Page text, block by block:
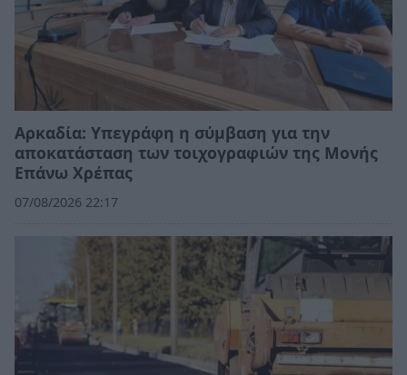
Αρκαδία: Υπεγράφη η σύμβαση για την
αποκατάσταση των τοιχογραφιών της Μονής
Επάνω Χρέπας
07/08/2026 22:17